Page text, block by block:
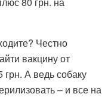
Честно
вакцину от
А ведь собаку
– и все на